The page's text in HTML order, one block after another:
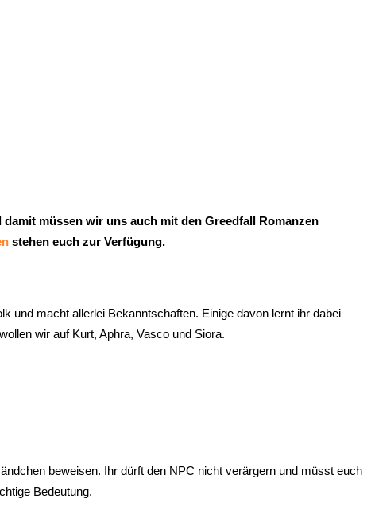
müssen wir uns auch mit den Greedfall Romanzen
stehen euch zur Verfügung.
und macht allerlei Bekanntschaften. Einige davon lernt ihr dabei
wir auf Kurt, Aphra, Vasco und Siora.
beweisen. Ihr dürft den NPC nicht verärgern und müsst euch
Bedeutung.